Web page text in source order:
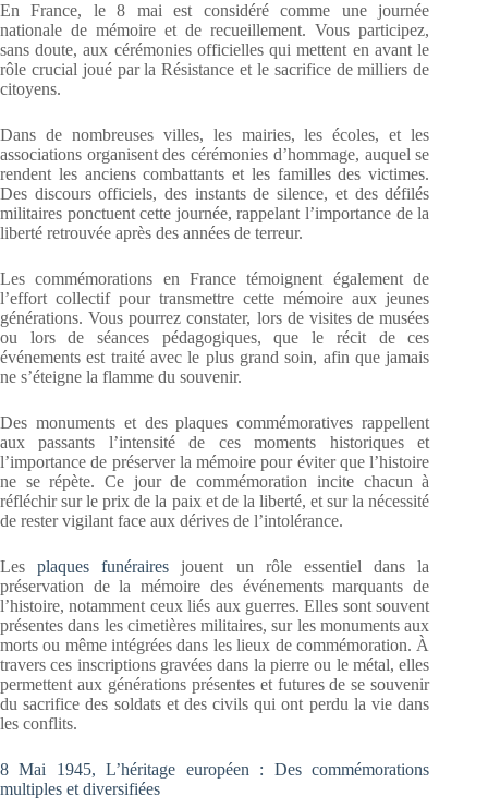
En France, le 8 mai est considéré comme une journée
nationale de mémoire et de recueillement. Vous participez,
sans doute, aux cérémonies officielles qui mettent en avant le
rôle crucial joué par la Résistance et le sacrifice de milliers de
citoyens.
Dans de nombreuses villes, les mairies, les écoles, et les
associations organisent des cérémonies d’hommage, auquel se
rendent les anciens combattants et les familles des victimes.
Des discours officiels, des instants de silence, et des défilés
militaires ponctuent cette journée, rappelant l’importance de la
liberté retrouvée après des années de terreur.
Les commémorations en France témoignent également de
l’effort collectif pour transmettre cette mémoire aux jeunes
générations. Vous pourrez constater, lors de visites de musées
ou lors de séances pédagogiques, que le récit de ces
événements est traité avec le plus grand soin, afin que jamais
ne s’éteigne la flamme du souvenir.
Des monuments et des plaques commémoratives rappellent
aux passants l’intensité de ces moments historiques et
l’importance de préserver la mémoire pour éviter que l’histoire
ne se répète. Ce jour de commémoration incite chacun à
réfléchir sur le prix de la paix et de la liberté, et sur la nécessité
de rester vigilant face aux dérives de l’intolérance.
Lesplaques funéraires jouent un rôle essentiel dans la
préservation de la mémoire des événements marquants de
l’histoire, notamment ceux liés aux guerres. Elles sont souvent
présentes dans les cimetières militaires, sur les monuments aux
morts ou même intégrées dans les lieux de commémoration. À
travers ces inscriptions gravées dans la pierre ou le métal, elles
permettent aux générations présentes et futures de se souvenir
du sacrifice des soldats et des civils qui ont perdu la vie dans
les conflits.
8 Mai 1945, L’héritage européen : Des commémorations
multiples et diversifiées